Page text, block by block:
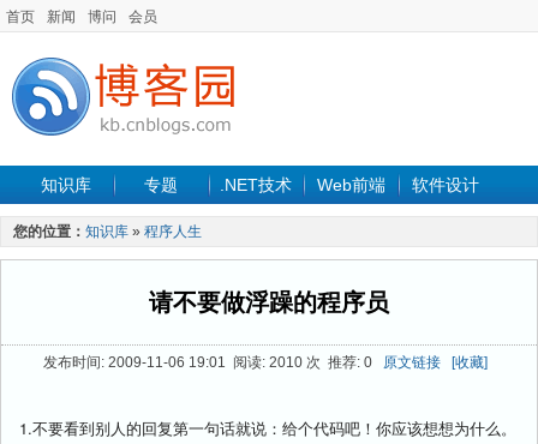
首页 新闻 博问 会员
知识库 专题 .NET技术 Web前端 软件设计
手机开发 软件工程
最新文章
您的位置： 知识库 » 程序人生
请不要做浮躁的程序员
发布时间: 2009-11-06 19:01 阅读: 2010 次 推荐: 0 原文链接 [收藏]
1.不要看到别人的回复第一句话就说：给个代码吧！你应该想想为什么。